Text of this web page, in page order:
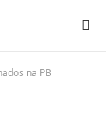
na PB